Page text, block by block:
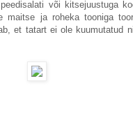
või kitsejuustuga
maitse ja roheka tooniga
et tatart ei ole kuumutatud